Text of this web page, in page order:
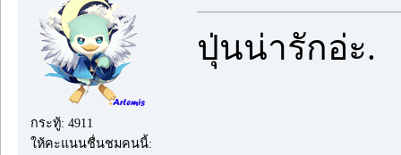
กระทู้: 4911
ให้คะแนนชื่นชมคนนี้:
ปุ่นน่ารักอ่ะ.